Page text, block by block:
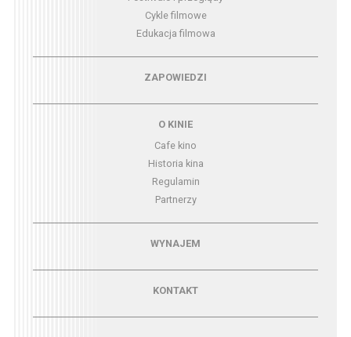
Cykle filmowe
Edukacja filmowa
Menu - zapowiedziZAPOWIEDZI
O KINIE
Cafe kino
Historia kina
Regulamin
Partnerzy
Menu - wynajemWYNAJEM
KONTAKT